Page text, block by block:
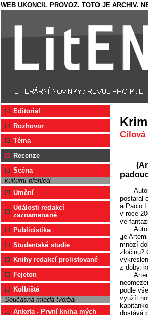
WEB UKONCIL PROVOZ. TOTO JE ARCHIV.
Editorial
Rozhovor
Téma
Recenze
Scéna
- kulturní přehled
Umění
Události redakcí
zaznamenané
Publicistika
Studentské studie
Knihy redakcí prolistované
Fejeton
Kolbiště
- Současná mladá tvorba
Anketa - První kniha mých
Cílová
postaral
a Paolo
v roce
ve
„je
mnozí
zločinu?
z doby,
podle
využít
dostává